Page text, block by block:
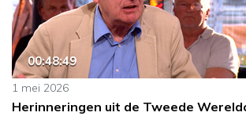
00:48:49
1 mei 2026
Herinneringen uit de Tweede